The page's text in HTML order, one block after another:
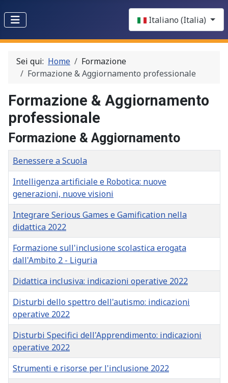
Italiano (Italia)
Sei qui: Home
Formazione
Formazione & Aggiornamento professionale
Formazione & Aggiornamento
professionale
Formazione & Aggiornamento
Titolo
Benessere a Scuola
Intelligenza artificiale e Robotica: nuove
generazioni, nuove visioni
Integrare Serious Games e Gamification nella
didattica 2022
Formazione sull'inclusione scolastica erogata
dall'Ambito 2 - Liguria
Didattica inclusiva: indicazioni operative 2022
Disturbi dello spettro dell'autismo: indicazioni
operative 2022
Disturbi Specifici dell'Apprendimento: indicazioni
operative 2022
Strumenti e risorse per l'inclusione 2022